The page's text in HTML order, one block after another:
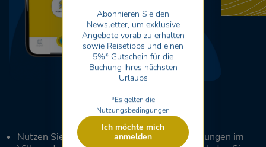
Nutzen Sie sie für schnelle und sichere Zahlungen im
Abonnieren Sie den
Newsletter, um exklusive
Angebote vorab zu erhalten
sowie Reisetipps und einen
5%* Gutschein für die
Buchung Ihres nächsten
Urlaubs
*Es gelten die
Nutzungsbedingungen
Ich möchte mich
anmelden